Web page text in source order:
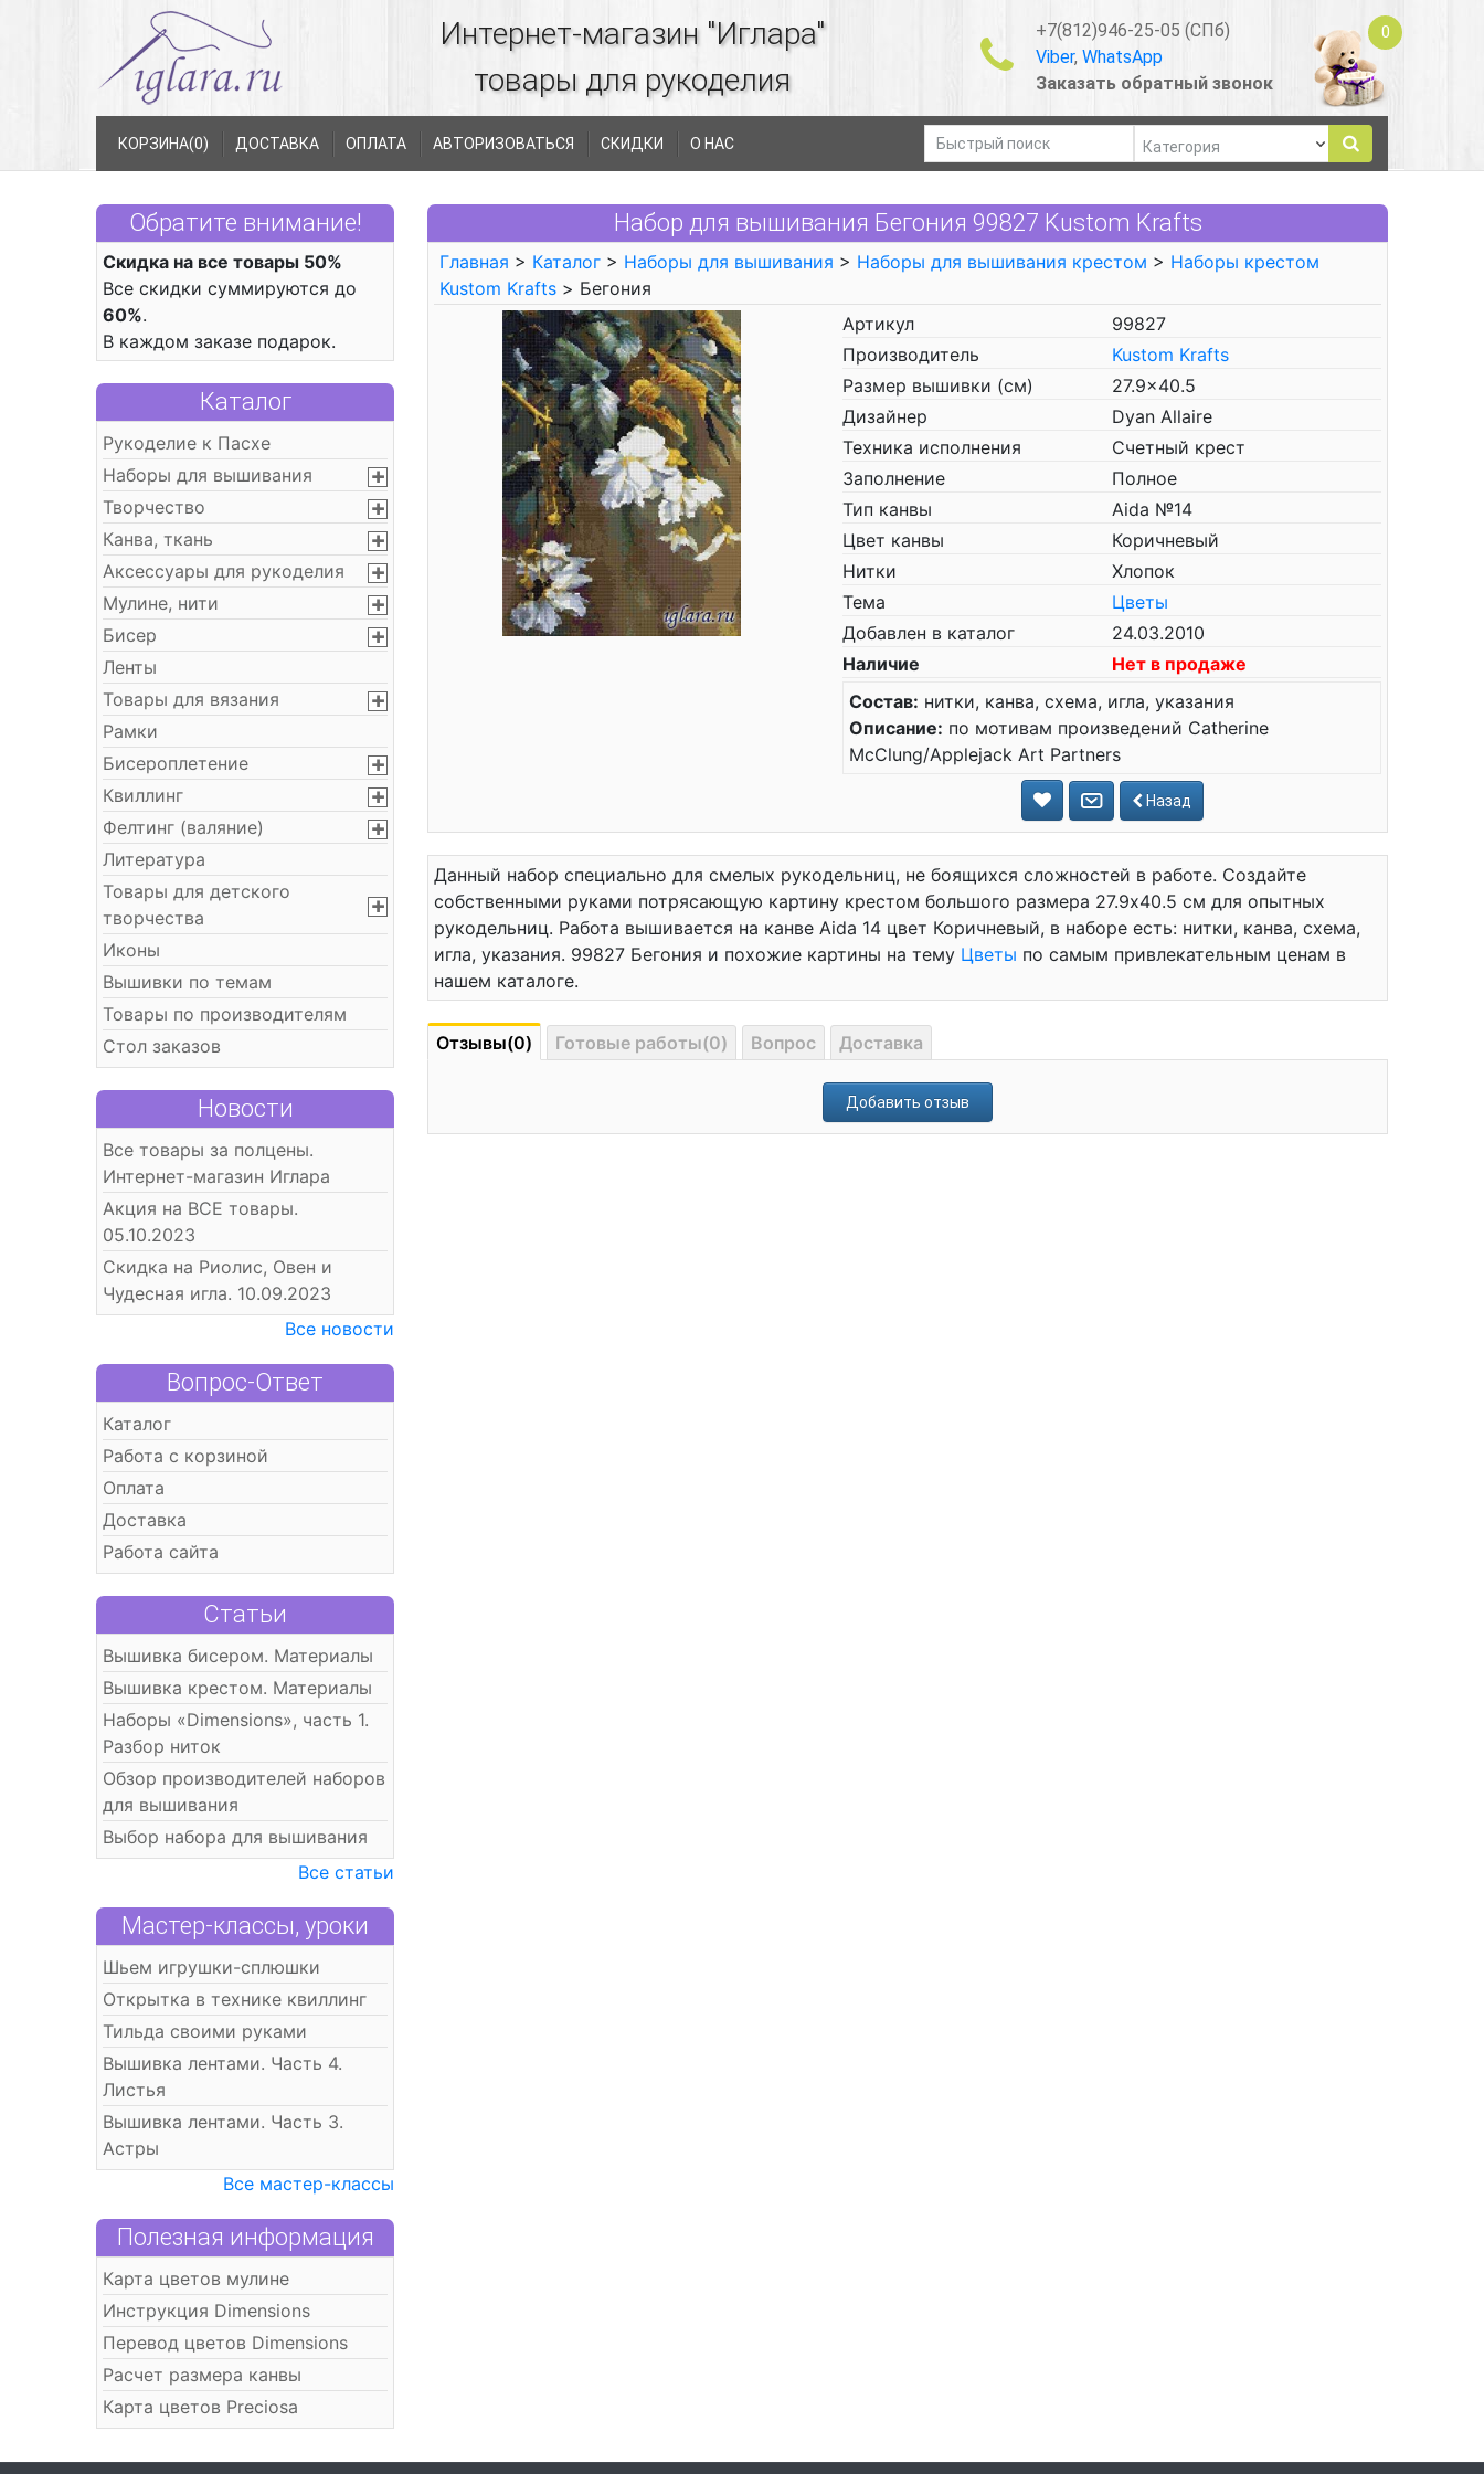
Интернет-магазин "Иглара"
товары для рукоделия
+7(812)946-25-05 (СПб)
Viber, WhatsApp
Заказать обратный звонок
0
КОРЗИНА(0) ДОСТАВКА ОПЛАТА АВТОРИЗОВАТЬСЯ СКИДКИ О НАС
Обратите внимание!
Скидка на все товары 50%
Все скидки суммируются до
60%.
В каждом заказе подарок.
Каталог
Рукоделие к Пасхе
Наборы для вышивания
Творчество
Канва, ткань
Аксессуары для рукоделия
Мулине, нити
Бисер
Ленты
Товары для вязания
Рамки
Бисероплетение
Квиллинг
Фелтинг (валяние)
Литература
Товары для детского
творчества
Иконы
Вышивки по темам
Товары по производителям
Стол заказов
Новости
Все товары за полцены.
Интернет-магазин Иглара
Акция на ВСЕ товары.
05.10.2023
Скидка на Риолис, Овен и
Чудесная игла. 10.09.2023
Все новости
Вопрос-Ответ
Каталог
Работа с корзиной
Оплата
Доставка
Работа сайта
Статьи
Вышивка бисером. Материалы
Вышивка крестом. Материалы
Наборы «Dimensions», часть 1.
Разбор ниток
Обзор производителей наборов
для вышивания
Выбор набора для вышивания
Все статьи
Мастер-классы, уроки
Шьем игрушки-сплюшки
Открытка в технике квиллинг
Тильда своими руками
Вышивка лентами. Часть 4.
Листья
Вышивка лентами. Часть 3.
Астры
Все мастер-классы
Полезная информация
Карта цветов мулине
Инструкция Dimensions
Перевод цветов Dimensions
Расчет размера канвы
Карта цветов Preciosa
Набор для вышивания Бегония 99827 Kustom Krafts
Главная > Каталог > Наборы для вышивания > Наборы для вышивания крестом > Наборы крестом
Kustom Krafts > Бегония
Артикул
99827
Производитель
Kustom Krafts
Размер вышивки (см)
27.9x40.5
Дизайнер
Dyan Allaire
Техника исполнения
Счетный крест
Заполнение
Полное
Тип канвы
Aida №14
Цвет канвы
Коричневый
Нитки
Хлопок
Тема
Цветы
Добавлен в каталог
24.03.2010
Наличие
Нет в продаже
Состав: нитки, канва, схема, игла, указания
Описание: по мотивам произведений Catherine
McClung/Applejack Art Partners
Назад
Данный набор специально для смелых рукодельниц, не боящихся сложностей в работе. Создайте
собственными руками потрясающую картину крестом большого размера 27.9x40.5 см для опытных
рукодельниц. Работа вышивается на канве Aida 14 цвет Коричневый, в наборе есть: нитки, канва, схема,
игла, указания. 99827 Бегония и похожие картины на тему Цветы по самым привлекательным ценам в
нашем каталоге.
Отзывы(0) Готовые работы(0) Вопрос Доставка
Добавить отзыв